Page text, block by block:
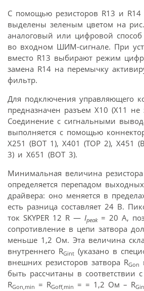
С помощью резисторов R13 и R14
выделены зеленым цветом на
аналоговый или цифровой
во входном ШИМ-сигнале. При
вместо R13 выбирают режим
замена R14 на перемычку
фильтр.
Для подключения управляющего
предназначен разъем X10 (X11 не
Соединение с сигнальными
выполняется с помощью
X251 (BOT 1), X401 (TOP 2), X451
3) и X651 (BOT 3).
Минимальная величина резистора
определяется перепадом
драйвера: оно меняется в
есть разница составляет 24 В.
ток SKYPER 12 R — Ipeak= 20 А,
сопротивление в цепи затвора
меньше 1,2 Ом. Эта величина
внутреннего RGint (указано в
внешних резисторов затвора RGon
быть рассчитаны в соответствии
RGon,min = RGoff,min = = 1,2 Ом – R